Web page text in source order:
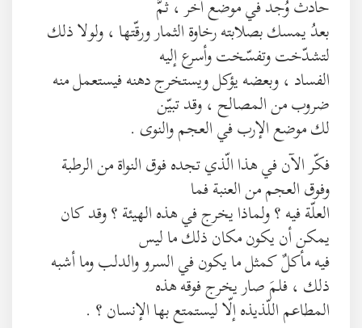
حادث وُجد في موضع آخر ، ثمَّ
بعدُ يمسك بصلابته رخاوة الثمار ورقّتها ، ولولا ذلك
لتشدّخت وتفسّخت وأسرع إليه
الفساد ، وبعضه يؤكل ويستخرج دهنه فيستعمل منه
ضروب من المصالح ، وقد تبيّن
لك موضع الإرب في العجم والنوى .
فكّر الآن في هذا الّذي تجده فوق النواة من الرطبة
وفوق العجم من العنبة فما
العلّة فيه ؟ ولماذا يخرج في هذه الهيئة ؟ وقد كان
يمكن أن يكون مكان ذلك ما ليس
فيه مأكلٌ كمثل ما يكون في السرو والدلب وما أشبه
ذلك ، فلمَ صار يخرج فوقه هذه
المطاعم اللّذيذه إلّا ليستمتع بها الإنسان ؟ .